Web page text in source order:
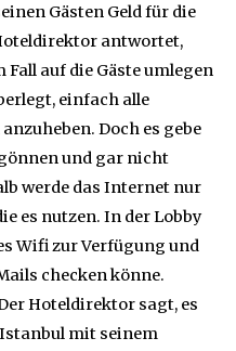
Gästen Geld für die
antwortet,
Fall auf die Gäste umlegen
einfach alle
Doch es gebe
und gar nicht
werde das Internet nur
es nutzen. In der Lobby
Wifi zur Verfügung und
checken könne.
Hoteldirektor sagt, es
mit seinem